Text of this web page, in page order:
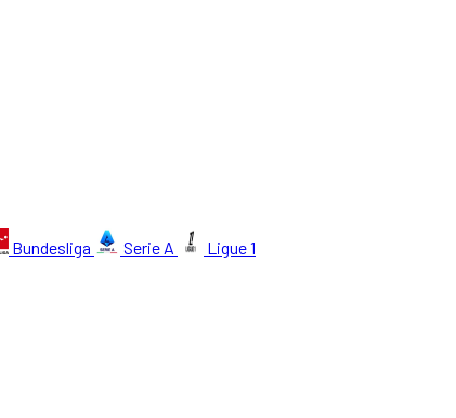
Bundesliga Serie A
Ligue 1